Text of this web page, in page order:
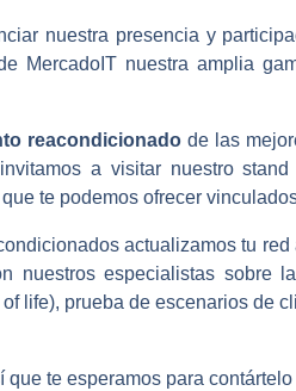
nuestra presencia y
MercadoIT nuestra amplia
reacondicionadode las
a visitar nuestro
te podemos ofrecer
actualizamos tu
nuestros especialistas sobre
of life), prueba de escenarios de
te esperamos para